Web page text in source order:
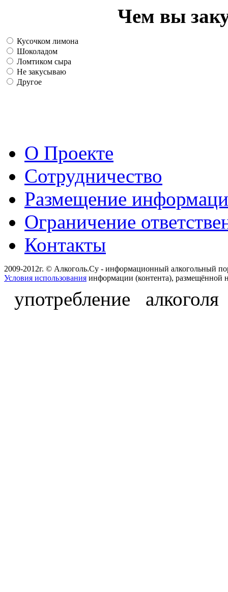
Чем вы
Кусочком лимона
Шоколадом
Ломтиком сыра
Не закусываю
Другое
О Проекте
Сотрудничество
Размещение
Ограничение
Контакты
2009-2012г. © Алкоголь.Су - информационный алкогольный
Условия использования информации (контента), размещённой
употребление